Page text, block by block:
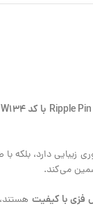
زیبایی دارد،
می‌کند.
فزی با کیفیت